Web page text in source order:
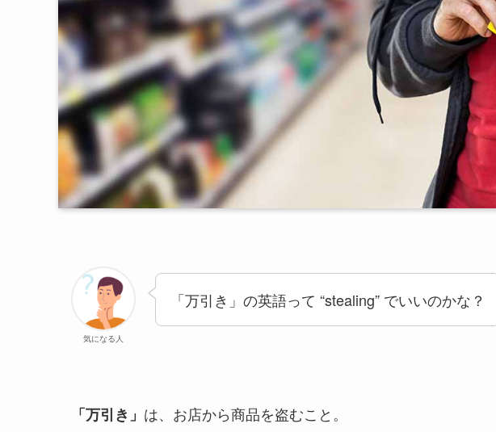
気になる人
「万引き」の英語って “stealing” でいいのかな？
「万引き」 は、お店から商品を盗むこと。